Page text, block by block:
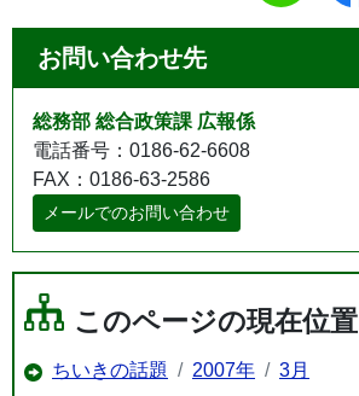
お問い合わせ先
総務部 総合政策課 広報係
電話番号：0186-62-6608
FAX：0186-63-2586
メールでのお問い合わせ
このページの現在位置
ちいきの話題 2007年 3月